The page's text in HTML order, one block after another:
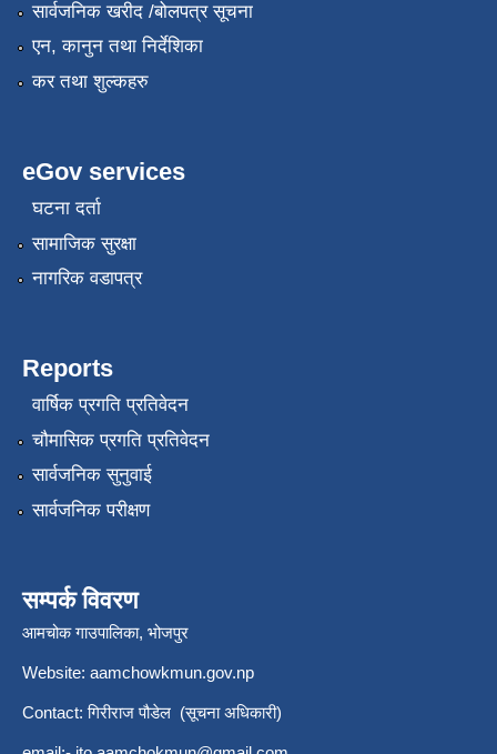
सार्वजनिक खरीद /बोलपत्र सूचना
एन, कानुन तथा निर्देशिका
कर तथा शुल्कहरु
eGov services
घटना दर्ता
सामाजिक सुरक्षा
नागरिक वडापत्र
Reports
वार्षिक प्रगति प्रतिवेदन
चौमासिक प्रगति प्रतिवेदन
सार्वजनिक सुनुवाई
सार्वजनिक परीक्षण
सम्पर्क विवरण
आमचोक गाउपालिका, भोजपुर
Website: aamchowkmun.gov.np
Contact: गिरीराज पौडेल (सूचना अधिकारी)